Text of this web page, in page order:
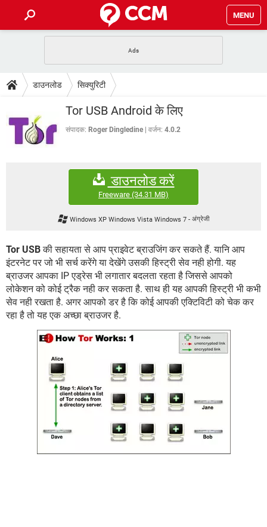
MENU
फोन पर अकाउंट बैलेंस चेक
WhatsApp Hack हो गया? Lucky Patcher यूज करें
टेक-स्पेशल
2020 के फ्री एंटीवायरस
बेस्ट फ्री ऑनलाइन गेम्स
Vidmate PUBG Mobile
FORUM
कंप्यूटर बस
डाउनलोड सिक्युरिटी
Tor USB Android के लिए
संपादक: Roger Dingledine वर्जन: 4.0.2
डाउनलोड करें
Freeware (34.31 MB)
Windows XP Windows Vista Windows 7-अंग्रेजी
Tor USBकी सहायता से आप प्राइवेट ब्राउजिंग कर सकते हैं. यानि आप
इंटरनेट पर जो भी सर्च करेंगे या देखेंगे उसकी हिस्ट्री सेव नही होगी. यह
ब्राउजर आपका IP एड्रेस भी लगातार बदलता रहता है जिससे आपको
लोकेशन को कोई ट्रैक नही कर सकता है. साथ ही यह आपकी हिस्ट्री भी कभी
सेव नही रखता है. अगर आपको डर है कि कोई आपकी एक्टिविटी को चेक कर
रहा है तो यह एक अच्छा ब्राउजर है.